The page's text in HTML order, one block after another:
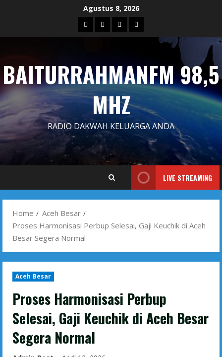
Agustus 8, 2026
Blog Contact
Us
Dengarkan
Siaran
Iklan
BAITURRAHMANFM 98,5
MHZ
RADIO DAKWAH KELUARGA ANDA
LIVE STREAMING
Home
Aceh Besar
Proses Harmonisasi Perbup Selesai, Gaji Keuchik di Aceh
Besar Segera Normal
Aceh Besar
Proses Harmonisasi Perbup
Selesai, Gaji Keuchik di Aceh Besar
Segera Normal